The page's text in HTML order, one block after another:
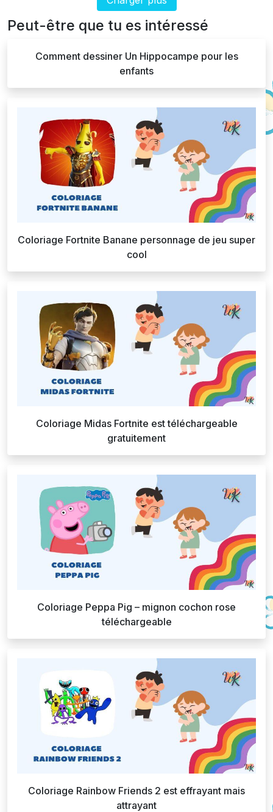
Peut-être que tu es intéressé
Comment dessiner Un Hippocampe pour les
enfants
Coloriage Fortnite Banane personnage de jeu super
cool
Coloriage Midas Fortnite est téléchargeable
gratuitement
Coloriage Peppa Pig – mignon cochon rose
téléchargeable
Coloriage Rainbow Friends 2 est effrayant mais
attrayant